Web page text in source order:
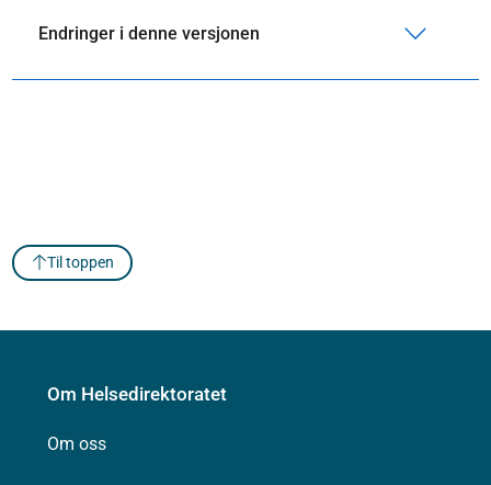
Endringer i denne versjonen
Til toppen
Om Helsedirektoratet
Om oss